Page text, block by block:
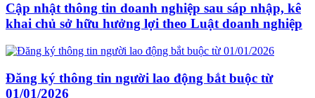
Cập nhật thông tin doanh nghiệp sau sáp nhập, kê
khai chủ sở hữu hưởng lợi theo Luật doanh nghiệp
Đăng ký thông tin người lao động bắt buộc từ
01/01/2026